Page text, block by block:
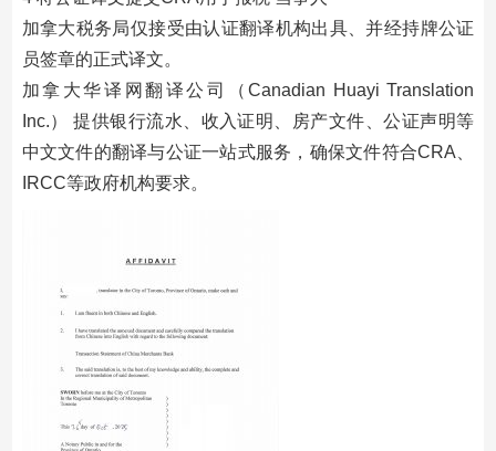
加拿大税务局仅接受由认证翻译机构出具、并经持牌公证
员签章的正式译文。
加拿大华译网翻译公司（Canadian Huayi Translation
Inc.） 提供银行流水、收入证明、房产文件、公证声明等
中文文件的翻译与公证一站式服务，确保文件符合CRA、
IRCC等政府机构要求。